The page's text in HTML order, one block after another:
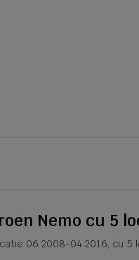
Nemo cu 5
06.2008-04.2016, cu 5